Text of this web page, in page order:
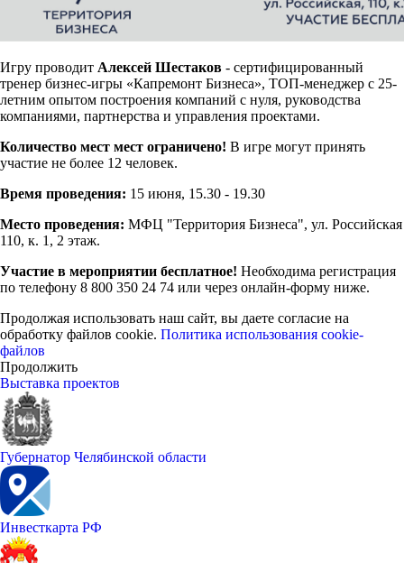
Игру проводит Алексей Шестаков - сертифицированный
тренер бизнес-игры «Капремонт Бизнеса», ТОП-менеджер c 25-
летним опытом построения компаний с нуля, руководства
компаниями, партнерства и управления проектами.
Количество мест мест ограничено! В игре могут принять
участие не более 12 человек.
Время проведения: 15 июня, 15.30 - 19.30
Место проведения: МФЦ "Территория Бизнеса", ул. Российская
110, к. 1, 2 этаж.
Участие в мероприятии бесплатное! Необходима регистрация
по телефону 8 800 350 24 74 или через онлайн-форму ниже.
Продолжая использовать наш сайт, вы даете согласие на
обработку файлов cookie. Политика использования cookie-
файлов
Продолжить
Выставка проектов
Губернатор Челябинской области
Инвесткарта РФ